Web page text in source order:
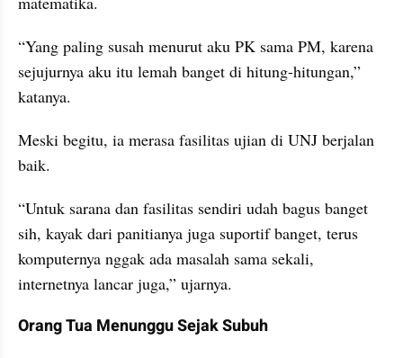
“Yang paling susah menurut aku PK sama PM, karena
sejujurnya aku itu lemah banget di hitung-hitungan,”
katanya.
Meski begitu, ia merasa fasilitas ujian di UNJ berjalan
baik.
“Untuk sarana dan fasilitas sendiri udah bagus banget
sih, kayak dari panitianya juga suportif banget, terus
komputernya nggak ada masalah sama sekali,
internetnya lancar juga,” ujarnya.
video from internal kumparan
Orang Tua Menunggu Sejak Subuh